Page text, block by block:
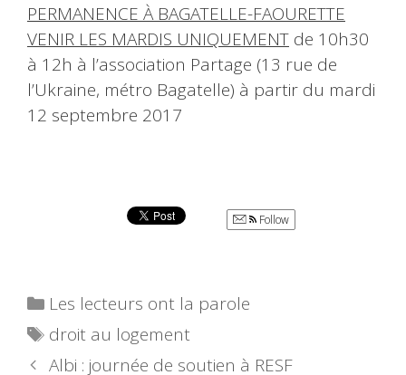
PERMANENCE À BAGATELLE-FAOURETTE
VENIR LES MARDIS UNIQUEMENT de 10h30
à 12h à l’association Partage (13 rue de
l’Ukraine, métro Bagatelle) à partir du mardi
12 septembre 2017
Follow
Catégories
Les lecteurs ont la parole
Étiquettes
droit au logement
Albi : journée de soutien à RESF